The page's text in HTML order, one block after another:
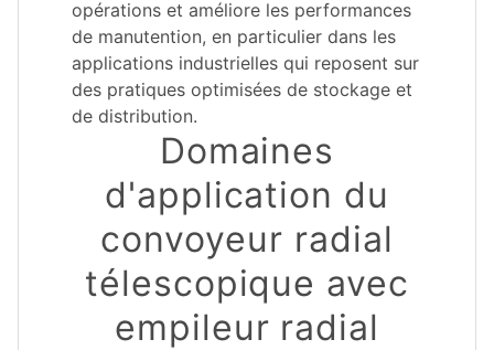
opérations et améliore les performances
de manutention, en particulier dans les
applications industrielles qui reposent sur
des pratiques optimisées de stockage et
de distribution.
Domaines
d'application du
convoyeur radial
télescopique avec
empileur radial